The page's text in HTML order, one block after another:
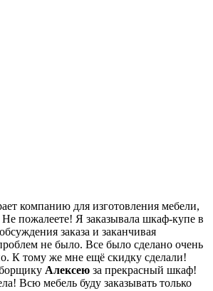
компанию для изготовления мебели,
пожалеете! Я заказывала шкаф-купе в
заказа и заканчивая
не было. Все было сделано очень
К тому же мне ещё скидку сделали!
Алексею за прекрасный шкаф!
Всю мебель буду заказывать только